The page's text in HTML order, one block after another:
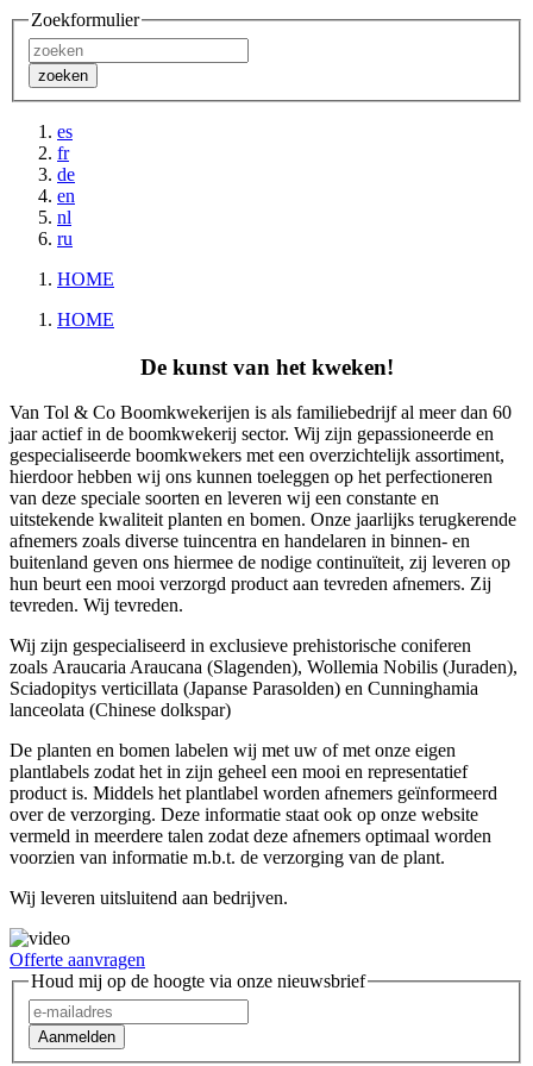
Zoekformulier
zoeken
es
fr
de
en
nl
ru
HOME
HOME
De kunst van het kweken!
Van Tol & Co Boomkwekerijen is als familiebedrijf al meer dan 60
jaar actief in de boomkwekerij sector. Wij zijn gepassioneerde en
gespecialiseerde boomkwekers met een overzichtelijk assortiment,
hierdoor hebben wij ons kunnen toeleggen op het perfectioneren
van deze speciale soorten en leveren wij een constante en
uitstekende kwaliteit planten en bomen. Onze jaarlijks terugkerende
afnemers zoals diverse tuincentra en handelaren in binnen- en
buitenland geven ons hiermee de nodige continuïteit, zij leveren op
hun beurt een mooi verzorgd product aan tevreden afnemers. Zij
tevreden. Wij tevreden.
Wij zijn gespecialiseerd in exclusieve prehistorische coniferen
zoals Araucaria Araucana (Slagenden), Wollemia Nobilis (Juraden),
Sciadopitys verticillata (Japanse Parasolden) en Cunninghamia
lanceolata (Chinese dolkspar)
De planten en bomen labelen wij met uw of met onze eigen
plantlabels zodat het in zijn geheel een mooi en representatief
product is. Middels het plantlabel worden afnemers geïnformeerd
over de verzorging. Deze informatie staat ook op onze website
vermeld in meerdere talen zodat deze afnemers optimaal worden
voorzien van informatie m.b.t. de verzorging van de plant.
Wij leveren uitsluitend aan bedrijven.
Offerte aanvragen
Houd mij op de hoogte via onze nieuwsbrief
Aanmelden